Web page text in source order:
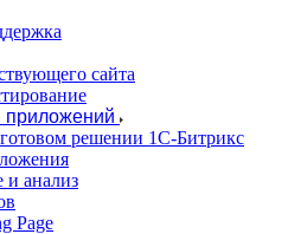
сайта
приложений
готовом решении 1С-Битрикс
и анализ
Page